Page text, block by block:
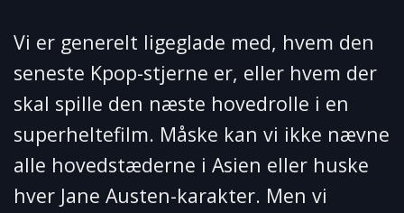
Vi er generelt ligeglade med, hvem den
seneste Kpop-stjerne er, eller hvem der
skal spille den næste hovedrolle i en
superheltefilm. Måske kan vi ikke nævne
alle hovedstæderne i Asien eller huske
hver Jane Austen-karakter. Men vi